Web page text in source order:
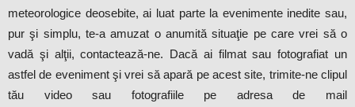
meteorologice deosebite, ai luat parte la evenimente inedite sau,
pur şi simplu, te-a amuzat o anumită situaţie pe care vrei să o
vadă şi alţii, contactează-ne. Dacă ai filmat sau fotografiat un
astfel de eveniment şi vrei să apară pe acest site, trimite-ne clipul
tău video sau fotografiile pe adresa de mail